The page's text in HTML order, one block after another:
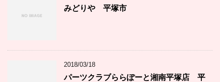
みどりや 平塚市
2018/03/18
パーツクラブららぽーと湘南平塚店 平